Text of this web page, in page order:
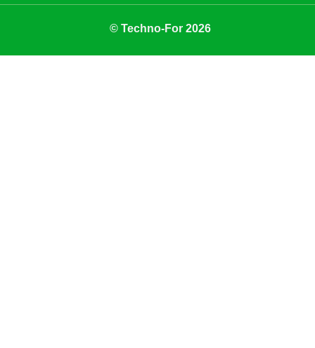
© Techno-For 2026